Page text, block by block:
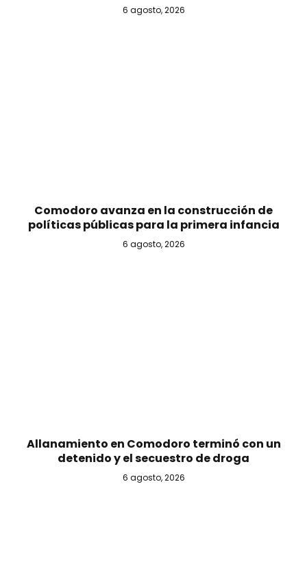
6 agosto, 2026
Comodoro avanza en la construcción de
políticas públicas para la primera infancia
6 agosto, 2026
Allanamiento en Comodoro terminó con un
detenido y el secuestro de droga
6 agosto, 2026